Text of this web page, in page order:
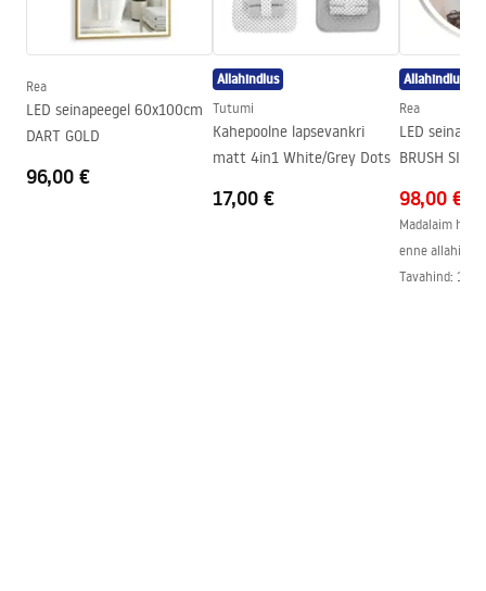
360mm
Sügavus
125mm
Seeria
Erlo
Garantii
24 kuud
Rea
LED seinapeegel 60x100cm
DART GOLD
96,00 €
Allahindlus
Tutumi
Kahepoolne lapsevankri
matt 4in1 White/Grey Dots
17,00 €
Allahindlus
Rea
LED
BRUSH
98,00 €
Madalaim hind
enne
Tavahind: